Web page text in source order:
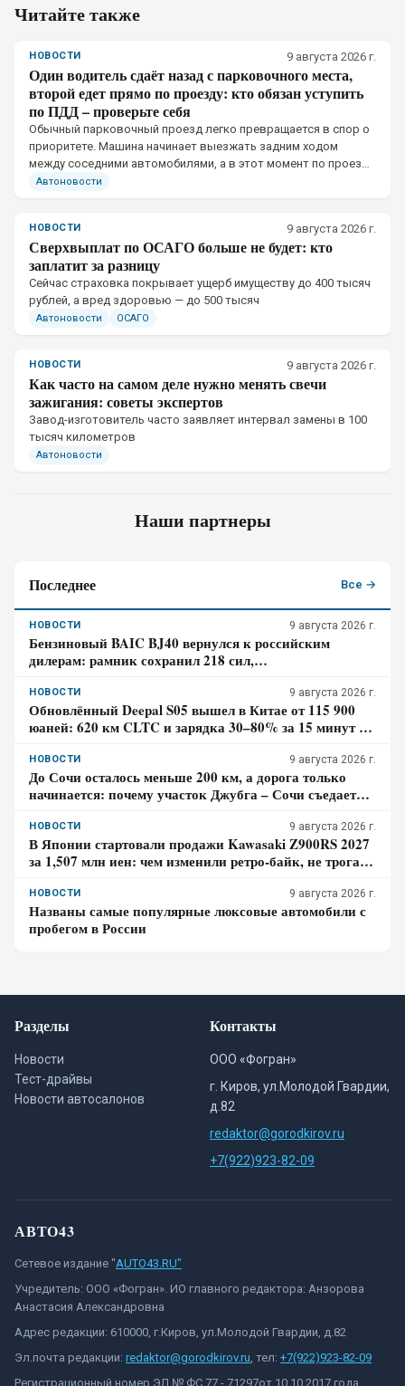
Читайте также
НОВОСТИ 9 августа 2026 г.
Один водитель сдаёт назад с парковочного места,
второй едет прямо по проезду: кто обязан уступить
по ПДД – проверьте себя
Обычный парковочный проезд легко превращается в спор о
приоритете. Машина начинает выезжать задним ходом
между соседними автомобилями, а в этот момент по проезду
приближается другой автомобиль.
Автоновости
НОВОСТИ 9 августа 2026 г.
Сверхвыплат по ОСАГО больше не будет: кто
заплатит за разницу
Сейчас страховка покрывает ущерб имуществу до 400 тысяч
рублей, а вред здоровью — до 500 тысяч
Автоновости ОСАГО
НОВОСТИ 9 августа 2026 г.
Как часто на самом деле нужно менять свечи
зажигания: советы экспертов
Завод-изготовитель часто заявляет интервал замены в 100
тысяч километров
Автоновости
Наши партнеры
Последнее Все →
НОВОСТИ 9 августа 2026 г.
Бензиновый BAIC BJ40 вернулся к российским
дилерам: рамник сохранил 218 сил,
НОВОСТИ 9 августа 2026 г.
Обновлённый Deepal S05 вышел в Китае от 115 900
юаней: 620 км CLTC и зарядка 30–80% за 15 минут –
НОВОСТИ 9 августа 2026 г.
До Сочи осталось меньше 200 км, а дорога только
начинается: почему участок Джубга – Сочи съедает
НОВОСТИ 9 августа 2026 г.
В Японии стартовали продажи Kawasaki Z900RS 2027
за 1,507 млн иен: чем изменили ретро-байк, не трогая
НОВОСТИ 9 августа 2026 г.
Названы самые популярные люксовые автомобили с
пробегом в России
Разделы
Новости
Тест-драйвы
Новости автосалонов
Контакты
ООО «Фогран»
г. Киров, ул.Молодой Гвардии,
д.82
redaktor@gorodkirov.ru
+7(922)923-82-09
АВТО43
Сетевое издание "AUTO43.RU"
Учредитель: ООО «Фогран». ИО главного редактора: Анзорова
Анастасия Александровна
Адрес редакции: 610000, г.Киров, ул.Молодой Гвардии, д.82
Эл.почта редакции: redaktor@gorodkirov.ru, тел: +7(922)923-82-09
Регистрационный номер ЭЛ № ФС 77 - 71297от 10.10.2017 года